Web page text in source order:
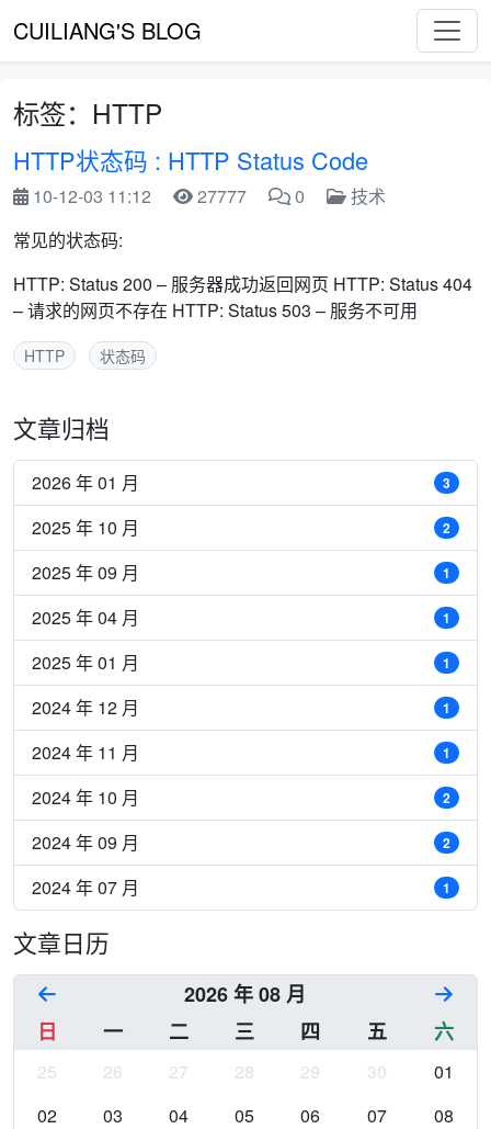
CUILIANG'S BLOG
标签：HTTP
HTTP状态码 : HTTP Status Code
10-12-03 11:12 27777 0
技术
常见的状态码:
HTTP: Status 200 – 服务器成功返回网页 HTTP: Status 404
– 请求的网页不存在 HTTP: Status 503 – 服务不可用
HTTP 状态码
文章归档
2026 年 01 月 3
2025 年 10 月 2
2025 年 09 月 1
2025 年 04 月 1
2025 年 01 月 1
2024 年 12 月 1
2024 年 11 月 1
2024 年 10 月 2
2024 年 09 月 2
2024 年 07 月 1
文章日历
2026 年 08 月
日
一 二 三 四 五 六
25 26 27 28 29 30
01
02
03 04 05 06 07
08